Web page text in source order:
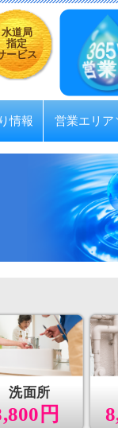
水道局
指定
ービス
情報 営業エリア
洗面所
円